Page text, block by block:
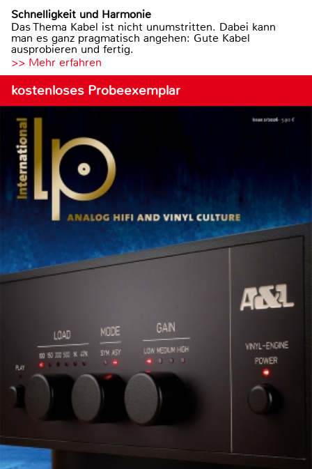
Schnelligkeit und Harmonie
Das Thema Kabel ist nicht unumstritten. Dabei kann
man es ganz pragmatisch angehen: Gute Kabel
ausprobieren und fertig.
>> Mehr erfahren
kostenloses Probeexemplar